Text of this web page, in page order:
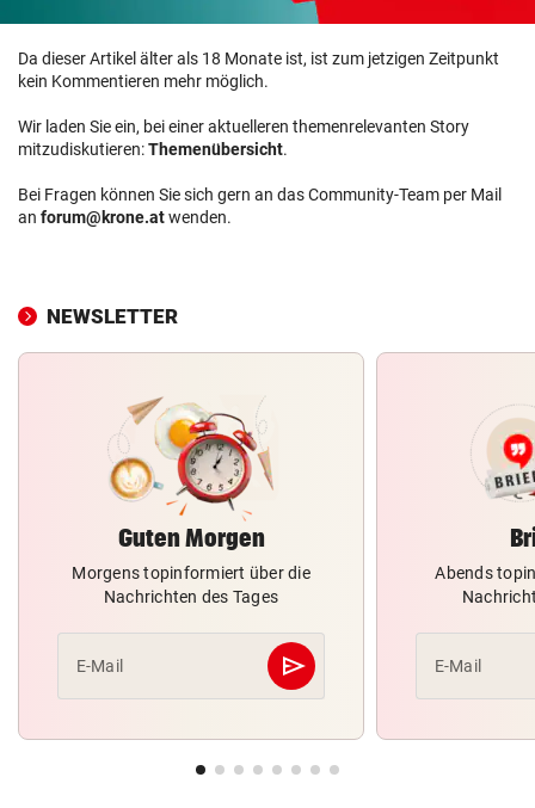
Da dieser Artikel älter als 18 Monate ist, ist zum jetzigen Zeitpunkt
kein Kommentieren mehr möglich.
Wir laden Sie ein, bei einer aktuelleren themenrelevanten Story
mitzudiskutieren:Themenübersicht.
Bei Fragen können Sie sich gern an das Community-Team per Mail
an forum@krone.atwenden.
NEWSLETTER
Guten Morgen
Morgens topinformiert über die
Nachrichten des Tages
E-Mail send
Abschicken
Abends
E-Mail